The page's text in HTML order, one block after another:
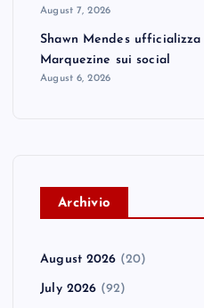
August 7, 2026
Shawn Mendes
Marquezine sui social
August 6, 2026
Archivio
August 2026 (20)
July 2026 (92)